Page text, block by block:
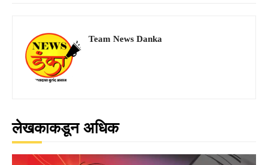
Team News Danka
लेखकाकडून अधिक